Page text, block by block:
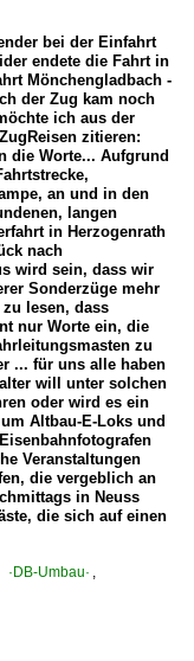
bei der Einfahrt
endete die Fahrt in
Mönchengladbach -
der Zug kam noch
ich aus der
zitieren:
die Worte... Aufgrund
an und in den
langen
in Herzogenrath
nach
wird sein, dass wir
Sonderzüge mehr
lesen, dass
nur Worte ein, die
zu
... für uns alle haben
will unter solchen
oder wird es ein
Altbau-E-Loks und
Veranstaltungen
die vergeblich an
in Neuss
die sich auf einen
Umbau· ,